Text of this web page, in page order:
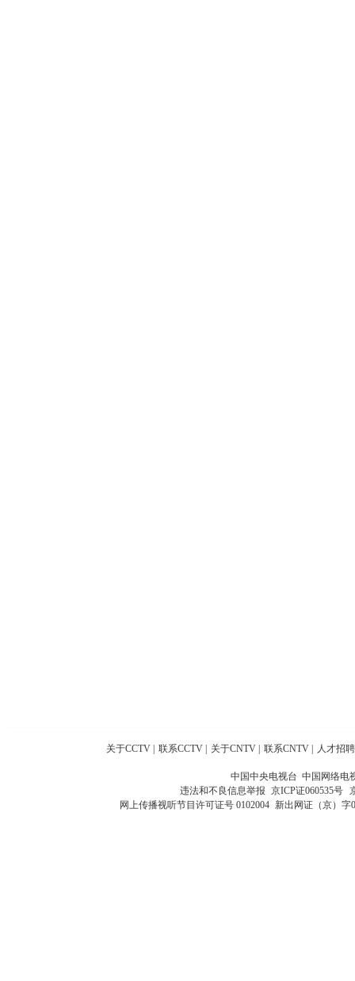
关于CCTV 联系CCTV 关于CNTV 联系CNTV 人才招聘
中国中央电视台 中国网络电
违法和不良信息举报 京ICP证060535号
网上传播视听节目许可证号 0102004 新出网证（京）